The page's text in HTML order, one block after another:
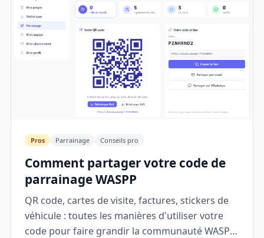
Pros Parrainage Conseils pro
Comment partager votre code de
parrainage WASPP
QR code, cartes de visite, factures, stickers de
véhicule : toutes les manières d'utiliser votre
code pour faire grandir la communauté WASPP